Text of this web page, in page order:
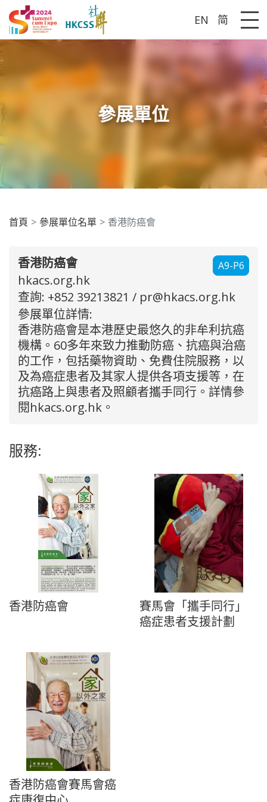
EN 简
參展單位
首頁 參展單位名單 香港防癌會
A9-P6
香港防癌會
hkacs.org.hk
查詢: +852 39213821 / pr@hkacs.org.hk
參展單位詳情:
香港防癌會是本港歷史最悠久的非牟利抗癌
機構。60多年來致力推動防癌、抗癌與治癌
的工作，包括藥物資助、免費住院服務，以
及為癌症患者及其家人提供各項支援等，在
抗癌路上與患者及照顧者攜手同行。詳情參
閱hkacs.org.hk。
服務:
香港防癌會
賽馬會「攜手同行」
癌症患者支援計劃
香港防癌會賽馬會癌